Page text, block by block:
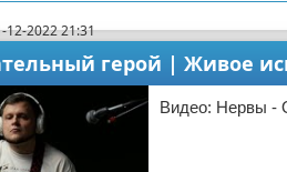
12-2022 21:31
герой | Живое
Видео: Нервы -